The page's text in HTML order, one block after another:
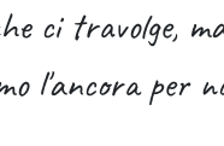
ci travolge,
l'ancora per